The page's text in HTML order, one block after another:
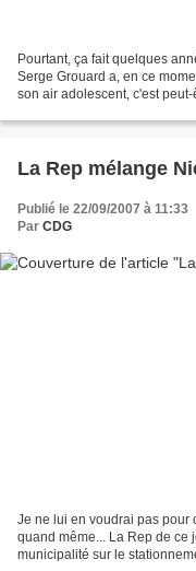
Pourtant, ça fait quelques
Serge Grouard a, en ce
son air adolescent, c'est
La Rep mélange
Publié le 22/09/2007 à 11:33
Par CDG
Je ne lui en voudrai pas pour
quand même... La Rep de ce
municipalité sur le